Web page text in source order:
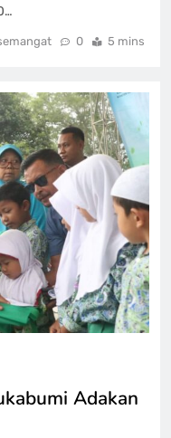
0 5 mins
Adakan